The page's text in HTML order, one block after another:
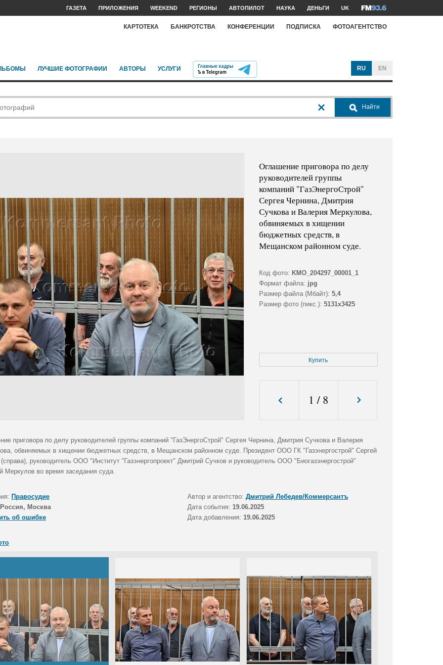
ГАЗЕТА ПРИЛОЖЕНИЯ WEEKEND РЕГИОНЫ АВТОПИЛОТ НАУКА ДЕНЬГИ UK
КАРТОТЕКА БАНКРОТСТВА КОНФЕРЕНЦИИ ПОДПИСКА ФОТОАГЕНТСТВО
ЛУЧШИЕ ФОТОГРАФИИ АВТОРЫ УСЛУГИ RU EN
Найти
Оглашение приговора по делу
руководителей группы
компаний "ГазЭнергоСтрой"
Сергея Чернина, Дмитрия
Сучкова и Валерия Меркулова,
обвиняемых в хищении
бюджетных средств, в
Мещанском районном суде.
Код фото: KMO_204297_00001_1
Формат файла: jpg
Размер файла (Мбайт): 5,4
Размер фото (пикс.): 5131x3425
Купить
1 / 8
приговора по делу руководителей группы компаний "ГазЭнергоСтрой" Сергея Чернина, Дмитрия Сучкова и Валерия
обвиняемых в хищении бюджетных средств, в Мещанском районном суде. Президент ООО ГК "Газэнергострой" Сергей
руководитель ООО "Институт "Газэнергопроект" Дмитрий Сучков и руководитель ООО "Биогазэнергострой"
Меркулов во время заседания суда.
Правосудие Автор и агентство: Дмитрий Лебедев/Коммерсантъ
Россия, Москва Дата события: 19.06.2025
об ошибке
Дата добавления: 19.06.2025